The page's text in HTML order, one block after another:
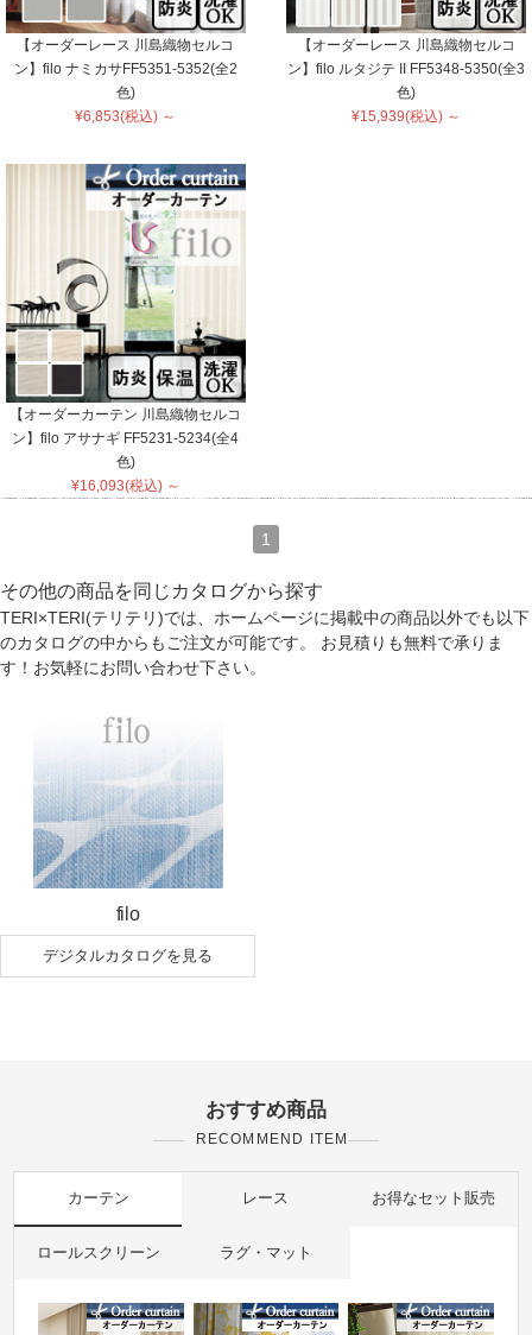
【オーダーレース 川島織物セルコ
ン】filo ナミカサFF5351-5352(全2
色)
¥6,853(税込) ～
【オーダーレース 川島織物セルコ
ン】filo ルタジテ II FF5348-5350(全3
色)
¥15,939(税込) ～
【オーダーカーテン 川島織物セルコ
ン】filo アサナギ FF5231-5234(全4
色)
¥16,093(税込) ～
1
その他の商品を同じカタログから探す
TERI×TERI(テリテリ)では、ホームページに掲載中の商品以外でも以下
のカタログの中からもご注文が可能です。 お見積りも無料で承りま
す！お気軽にお問い合わせ下さい。
filo
デジタルカタログを見る
おすすめ商品
RECOMMEND ITEM
カーテン レース お得なセット販売
ロールスクリーン ラグ・マット